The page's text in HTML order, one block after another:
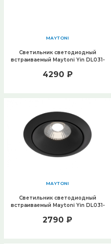
MAYTONI
Светильник светодиодный
встраиваемый Maytoni Yin DL031-
4290 ₽
MAYTONI
Светильник светодиодный
встраиваемый Maytoni Yin DL031-
2790 ₽